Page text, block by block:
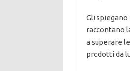
Gli
raccontano
a superare
prodotti da